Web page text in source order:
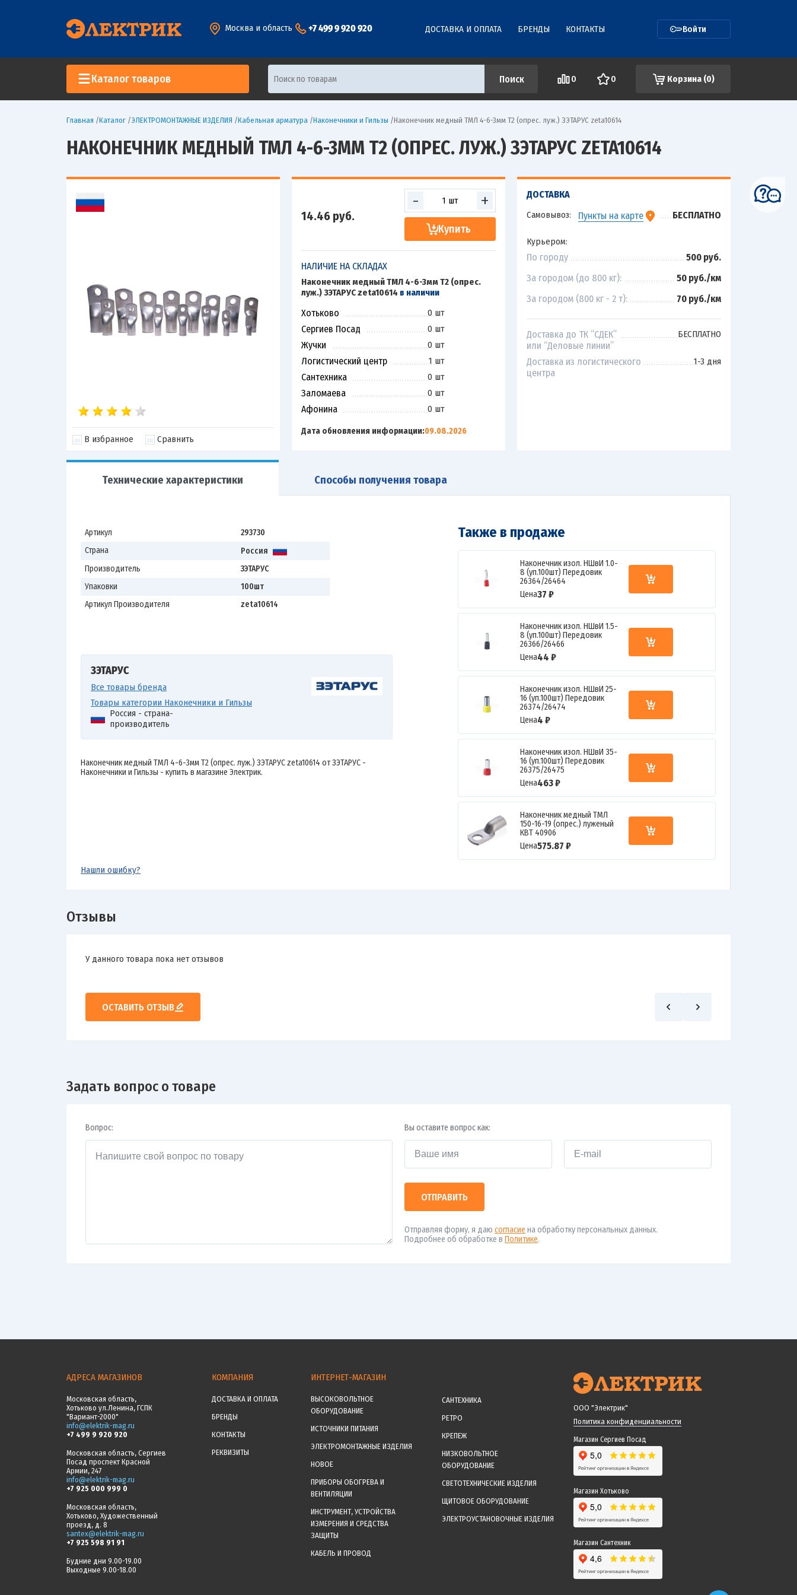
Москва и область +7 499 9 920 920 ДОСТАВКА И ОПЛАТА БРЕНДЫ КОНТАКТЫ Войти
Каталог товаров 0 0 Корзина (0)
Главная /Каталог /ЭЛЕКТРОМОНТАЖНЫЕ ИЗДЕЛИЯ /Кабельная арматура /Наконечники и Гильзы /Наконечник медный ТМЛ 4-6-3мм Т2 (опрес. луж.) ЗЭТАРУС zeta10614
НАКОНЕЧНИК МЕДНЫЙ ТМЛ 4-6-3ММ Т2 (ОПРЕС. ЛУЖ.) ЗЭТАРУС ZETA10614
В избранное Сравнить
14.46 руб.
- +
Купить
НАЛИЧИЕ НА СКЛАДАХ
Наконечник медный ТМЛ 4-6-3мм Т2 (опрес.
луж.) ЗЭТАРУС zeta10614 в наличии
Хотьково 0 шт
Сергиев Посад 0 шт
Жучки 0 шт
Логистический центр 1 шт
Сантехника 0 шт
Заломаева 0 шт
Афонина 0 шт
Дата обновления информации:09.08.2026
ДОСТАВКА
Самовывоз: Пункты на карте БЕСПЛАТНО
Курьером:
По городу
500 руб.
За городом (до 800 кг):
50 руб./км
За городом (800 кг - 2 т):
70 руб./км
Доставка до ТК “СДЕК”
или “Деловые линии”
БЕСПЛАТНО
Доставка из логистического
центра
1-3 дня
Технические характеристики Способы получения товара
Артикул
293730
Страна
Россия
Производитель
ЗЭТАРУС
Упаковки
100шт
Артикул Производителя
zeta10614
ЗЭТАРУС
Все товары бренда
Товары категории Наконечники и Гильзы
Россия - страна-
производитель
Наконечник медный ТМЛ 4-6-3мм Т2 (опрес. луж.) ЗЭТАРУС zeta10614 от ЗЭТАРУС -
Наконечники и Гильзы - купить в магазине Электрик.
Также в продаже
Наконечник изол. НШвИ 1.0-
8 (уп.100шт) Передовик
26364/26464
Цена37 ₽
Наконечник изол. НШвИ 1.5-
8 (уп.100шт) Передовик
26366/26466
Цена44 ₽
Наконечник изол. НШвИ 25-
16 (уп.100шт) Передовик
26374/26474
Цена4 ₽
Наконечник изол. НШвИ 35-
16 (уп.100шт) Передовик
26375/26475
Цена463 ₽
Наконечник медный ТМЛ
150-16-19 (опрес.) луженый
КВТ 40906
Цена575.87 ₽
Нашли ошибку?
Отзывы
У данного товара пока нет отзывов
ОСТАВИТЬ ОТЗЫВ
Задать вопрос о товаре
Вопрос: Вы оставите вопрос как:
ОТПРАВИТЬ
Отправляя форму, я даю согласие на обработку персональных данных.
Подробнее об обработке в Политике.
АДРЕСА МАГАЗИНОВ
Московская область,
Хотьково ул.Ленина, ГСПК
"Вариант-2000"
info@elektrik-mag.ru
+7 499 9 920 920
Московская область, Сергиев
Посад проспект Красной
Армии, 247
info@elektrik-mag.ru
+7 925 000 999 0
Московская область,
Хотьково, Художественный
проезд, д. 8
santex@elektrik-mag.ru
+7 925 598 91 91
Будние дни 9.00-19.00
Выходные 9.00-18.00
КОМПАНИЯ
ДОСТАВКА И ОПЛАТА
БРЕНДЫ
КОНТАКТЫ
РЕКВИЗИТЫ
ИНТЕРНЕТ-МАГАЗИН
ВЫСОКОВОЛЬТНОЕ
ОБОРУДОВАНИЕ
ИСТОЧНИКИ ПИТАНИЯ
ЭЛЕКТРОМОНТАЖНЫЕ ИЗДЕЛИЯ
НОВОЕ
ПРИБОРЫ ОБОГРЕВА И
ВЕНТИЛЯЦИИ
ИНСТРУМЕНТ, УСТРОЙСТВА
ИЗМЕРЕНИЯ И СРЕДСТВА
ЗАЩИТЫ
КАБЕЛЬ И ПРОВОД
САНТЕХНИКА
РЕТРО
КРЕПЕЖ
НИЗКОВОЛЬТНОЕ
ОБОРУДОВАНИЕ
СВЕТОТЕХНИЧЕСКИЕ ИЗДЕЛИЯ
ЩИТОВОЕ ОБОРУДОВАНИЕ
ЭЛЕКТРОУСТАНОВОЧНЫЕ ИЗДЕЛИЯ
ООО "Электрик"
Политика конфиденциальности
Магазин Сергиев Посад
Магазин Хотьково
Магазин Сантехник